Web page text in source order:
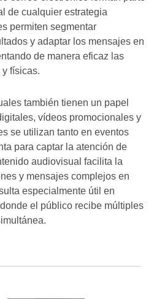
de cualquier estrategia
permiten segmentar
y adaptar los mensajes en
de manera eficaz las
físicas.
también tienen un papel
vídeos promocionales y
se utilizan tanto en eventos
para captar la atención de
audiovisual facilita la
y mensajes complejos en
especialmente útil en
el público recibe múltiples